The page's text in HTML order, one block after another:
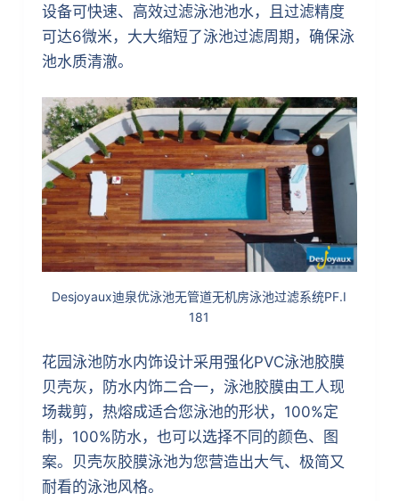
设备可快速、高效过滤泳池池水，且过滤精度
可达6微米，大大缩短了泳池过滤周期，确保泳
池水质清澈。
Desjoyaux迪泉优泳池无管道无机房泳池过滤系统PF.I
181
花园泳池防水内饰设计采用强化PVC泳池胶膜
贝壳灰，防水内饰二合一，泳池胶膜由工人现
场裁剪，热熔成适合您泳池的形状，100%定
制，100%防水，也可以选择不同的颜色、图
案。贝壳灰胶膜泳池为您营造出大气、极简又
耐看的泳池风格。